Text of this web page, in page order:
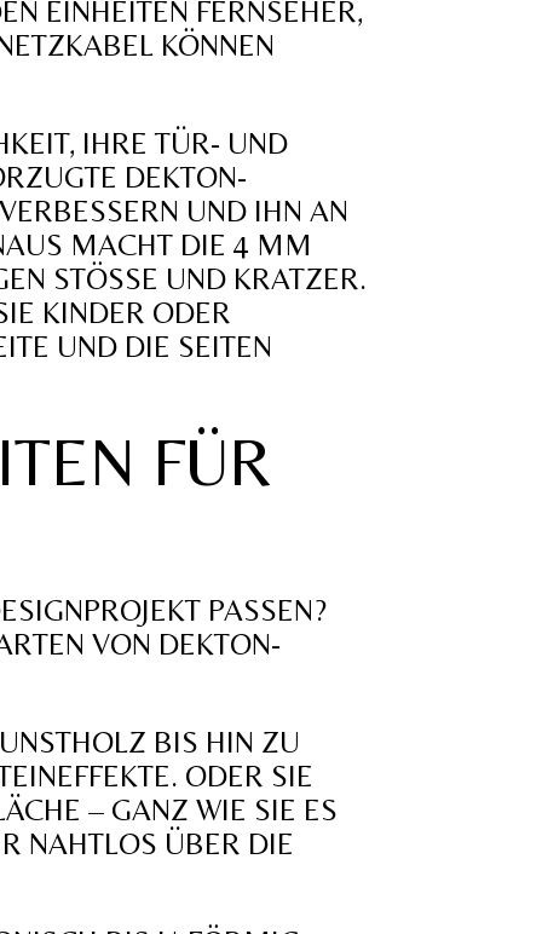
EINHEITEN FERNSEHER,
KÖNNEN
IHRE TÜR- UND
DEKTON-
UND IHN AN
MACHT DIE 4 MM
STÖSSE UND KRATZER. U
KINDER ODER H
UND DIE SEITEN O
FÜR
PASSEN?
VON DEKTON-
BIS HIN ZU
ODER SIE
– GANZ WIE SIE ES
NAHTLOS ÜBER DIE